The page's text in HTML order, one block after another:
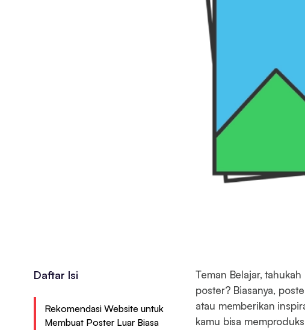
Daftar Isi
Rekomendasi Website untuk
Membuat Poster Luar Biasa
Teman Belajar,
poster? Biasanya,
atau memberikan
kamu bisa